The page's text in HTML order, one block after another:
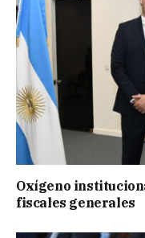
Oxígeno
fiscales generales